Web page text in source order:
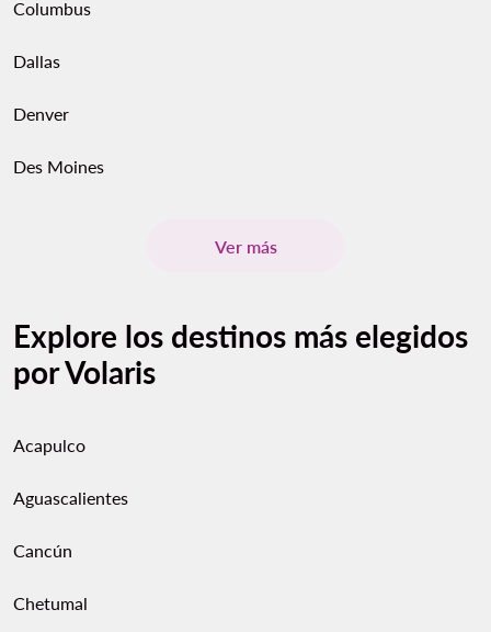
Columbus
Dallas
Denver
Des Moines
Ver más
Explore los destinos más elegidos
por Volaris
Acapulco
Aguascalientes
Cancún
Chetumal